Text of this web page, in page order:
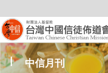
中信月刊